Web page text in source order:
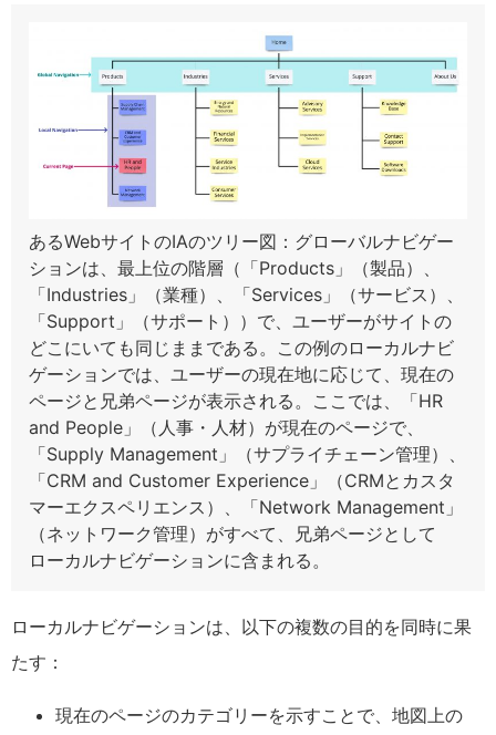
あるWebサイトのIAのツリー図：グローバルナビゲー
ションは、最上位の階層（「Products」（製品）、
「Industries」（業種）、「Services」（サービス）、
「Support」（サポート））で、ユーザーがサイトの
どこにいても同じままである。この例のローカルナビ
ゲーションでは、ユーザーの現在地に応じて、現在の
ページと兄弟ページが表示される。ここでは、「HR
and People」（人事・人材）が現在のページで、
「Supply Management」（サプライチェーン管理）、
「CRM and Customer Experience」（CRMとカスタ
マーエクスペリエンス）、「Network Management」
（ネットワーク管理）がすべて、兄弟ページとして
ローカルナビゲーションに含まれる。
ローカルナビゲーションは、以下の複数の目的を同時に果
たす：
現在のページのカテゴリーを示すことで、地図上の